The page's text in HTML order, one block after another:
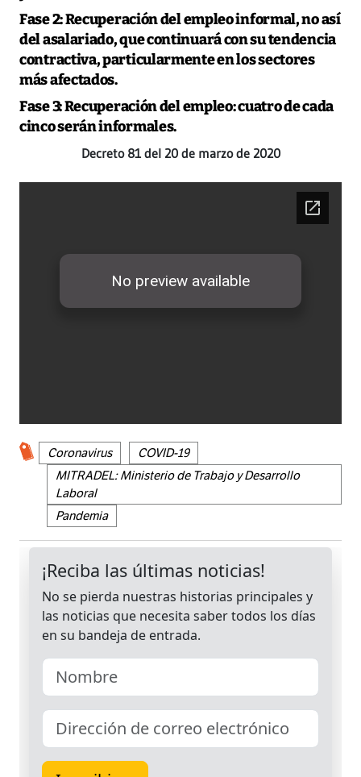
Fase 2:Recuperación del empleo informal, no así
del asalariado, que continuará con su tendencia
contractiva, particularmente en los sectores
más afectados.
Fase 3:Recuperación del empleo: cuatro de cada
cinco serán informales.
Decreto 81 del 20 de marzo de 2020
Coronavirus
COVID-19
MITRADEL: Ministerio de Trabajo y Desarrollo
Laboral
Pandemia